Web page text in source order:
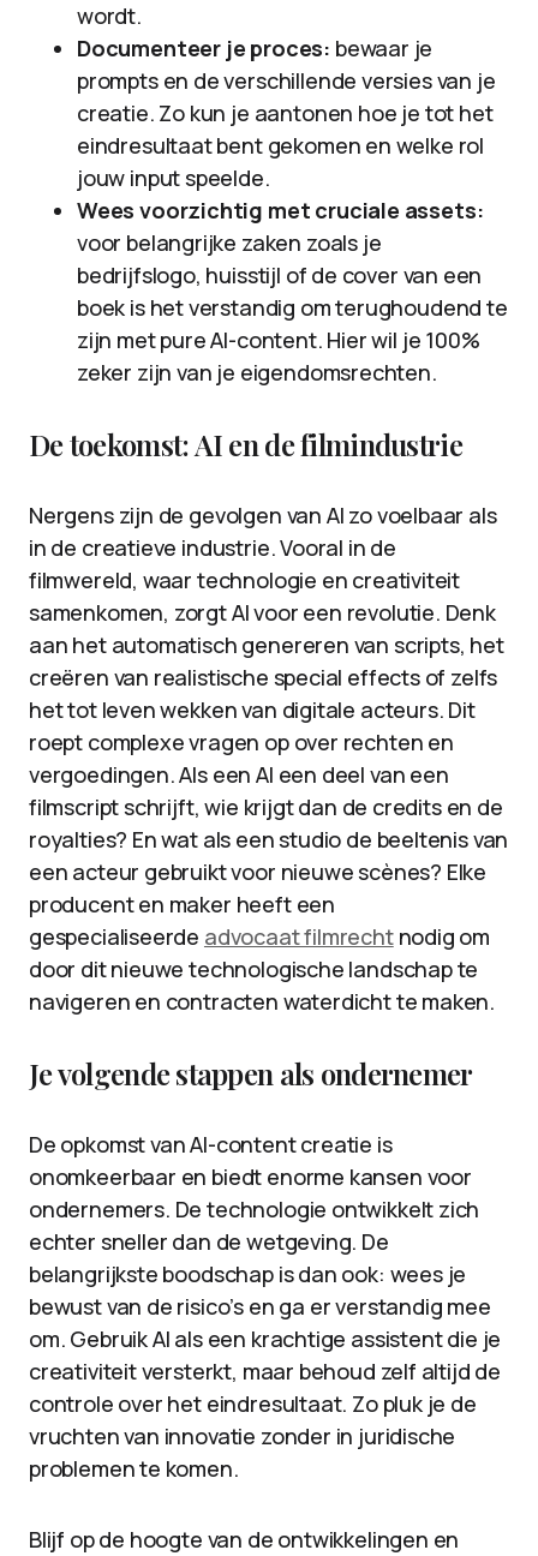
wordt.
Documenteer je proces: bewaar je
prompts en de verschillende versies van je
creatie. Zo kun je aantonen hoe je tot het
eindresultaat bent gekomen en welke rol
jouw input speelde.
Wees voorzichtig met cruciale assets:
voor belangrijke zaken zoals je
bedrijfslogo, huisstijl of de cover van een
boek is het verstandig om terughoudend te
zijn met pure AI-content. Hier wil je 100%
zeker zijn van je eigendomsrechten.
De toekomst: AI en de filmindustrie
Nergens zijn de gevolgen van AI zo voelbaar als
in de creatieve industrie. Vooral in de
filmwereld, waar technologie en creativiteit
samenkomen, zorgt AI voor een revolutie. Denk
aan het automatisch genereren van scripts, het
creëren van realistische special effects of zelfs
het tot leven wekken van digitale acteurs. Dit
roept complexe vragen op over rechten en
vergoedingen. Als een AI een deel van een
filmscript schrijft, wie krijgt dan de credits en de
royalties? En wat als een studio de beeltenis van
een acteur gebruikt voor nieuwe scènes? Elke
producent en maker heeft een
gespecialiseerde advocaat filmrechtnodig om
door dit nieuwe technologische landschap te
navigeren en contracten waterdicht te maken.
Je volgende stappen als ondernemer
De opkomst van AI-content creatie is
onomkeerbaar en biedt enorme kansen voor
ondernemers. De technologie ontwikkelt zich
echter sneller dan de wetgeving. De
belangrijkste boodschap is dan ook: wees je
bewust van de risico’s en ga er verstandig mee
om. Gebruik AI als een krachtige assistent die je
creativiteit versterkt, maar behoud zelf altijd de
controle over het eindresultaat. Zo pluk je de
vruchten van innovatie zonder in juridische
problemen te komen.
Blijf op de hoogte van de ontwikkelingen en